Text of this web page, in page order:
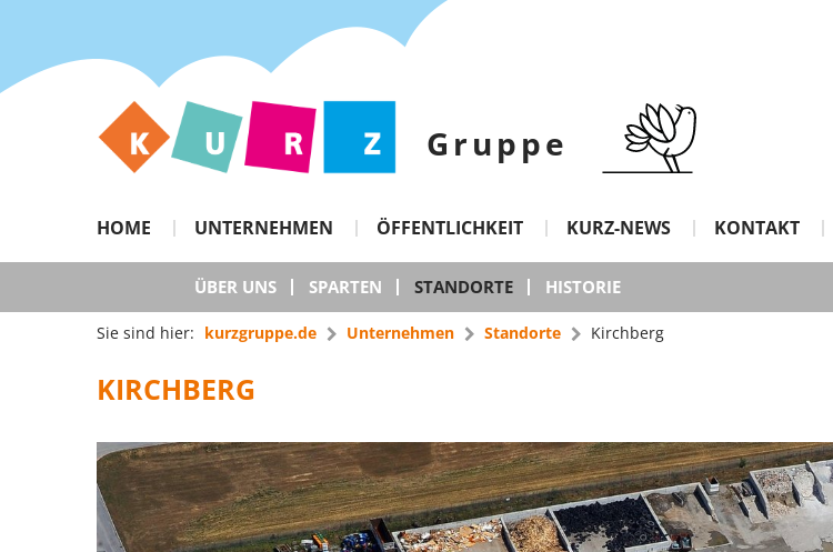
Gruppe
HOME UNTERNEHMEN ÖFFENTLICHKEIT KURZ-NEWS KONTAKT
ÜBER UNS SPARTEN STANDORTE HISTORIE
Sie sind hier: kurzgruppe.de Unternehmen Standorte Kirchberg
KIRCHBERG